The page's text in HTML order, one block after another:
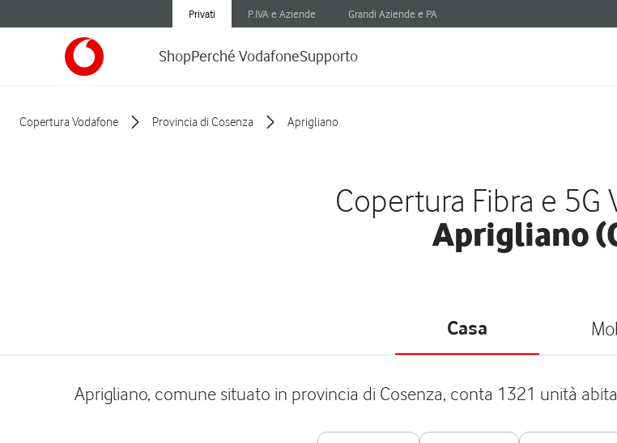
Privati P.IVA e Aziende Grandi Aziende e PA
ShopPerché VodafoneSupporto
Copertura Vodafone Provincia di Cosenza Aprigliano
Copertura Fibra e 5G
Aprigliano
Casa
Aprigliano, comune situato in provincia di Cosenza, conta 1321 unità